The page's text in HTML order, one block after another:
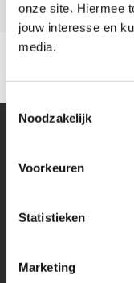
onze site. Hiermee
jouw interesse en
media.
Toestemmingsselectie
Noodzakelijk
Voorkeuren
Statistieken
Marketing
Eenvoudig, flexibel